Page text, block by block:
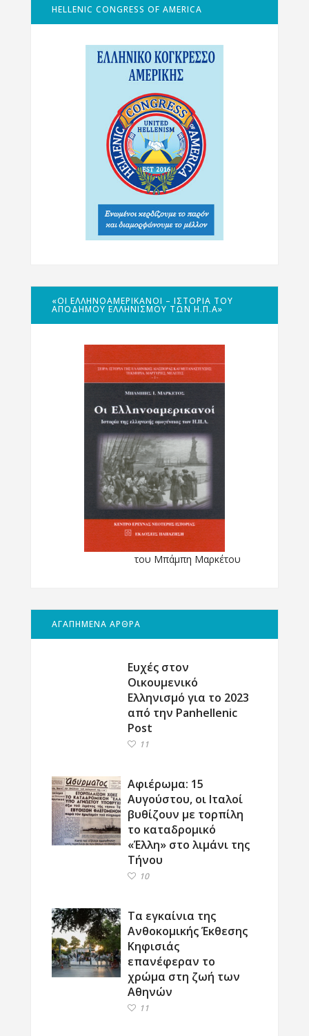
HELLENIC CONGRESS OF AMERICA
«ΟΙ ΕΛΛΗΝΟΑΜΕΡΙΚΑΝΟΊ – ΙΣΤΟΡΊΑ ΤΟΥ
ΑΠΌΔΗΜΟΥ ΕΛΛΗΝΙΣΜΟΎ ΤΩΝ Η.Π.Α»
του Μπάμπη Μαρκέτου
ΑΓΑΠΗΜΕΝΑ ΑΡΘΡΑ
Ευχές στον
Οικουμενικό
Ελληνισμό για το 2023
από την Panhellenic
Post
11
Αφιέρωμα: 15
Αυγούστου, οι Ιταλοί
βυθίζουν με τορπίλη
το καταδρομικό
«Έλλη» στο λιμάνι της
Τήνου
10
Τα εγκαίνια της
Ανθοκομικής Έκθεσης
Κηφισιάς
επανέφεραν το
χρώμα στη ζωή των
Αθηνών
11